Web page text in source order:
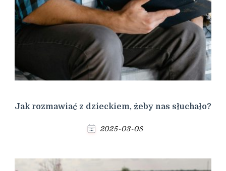
Jak rozmawiać z dzieckiem, żeby nas słuchało?
2025-03-08